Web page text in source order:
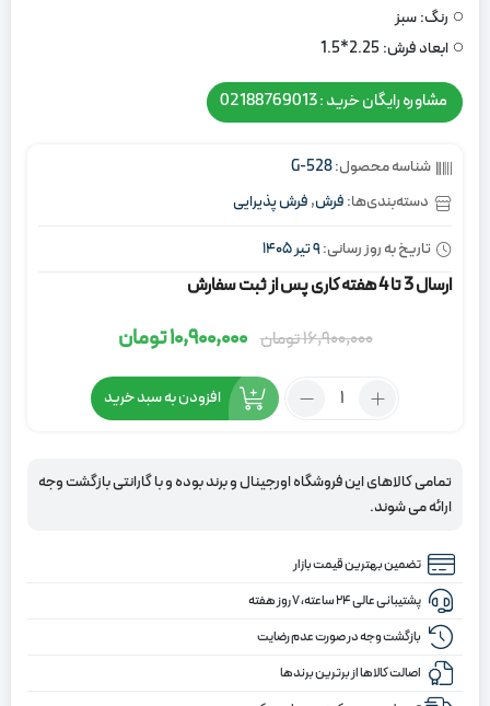
رنگ:سبز
ابعاد فرش: 2.25*1.5
مشاوره رایگان خرید : 02188769013
شناسه محصول:528-G
دسته‌بندی‌ها:فرش,فرش پذیرایی
تاریخ به روز رسانی:9 تیر 1405
ارسال 3 تا 4 هفته کاری پس از ثبت سفارش
16,900,000تومان قیمت
اصلی:
16,900,000
بود.
10,900,000تومان
قیمت
فعلی:
10,900,000
تعداد:
بوستان
کد
G،
سبز
افزودن به سبد خرید
تمامی کالاهای این فروشگاه اورجینال و برند بوده و با گارانتی بازگشت وجه
ارائه می شوند.
تضمین بهترین قیمت بازار
پشتیبانی عالی ۲۴ ساعته، ۷ روز هفته
بازگشت وجه در صورت عدم رضایت
اصالت کالاها از برترین برندها